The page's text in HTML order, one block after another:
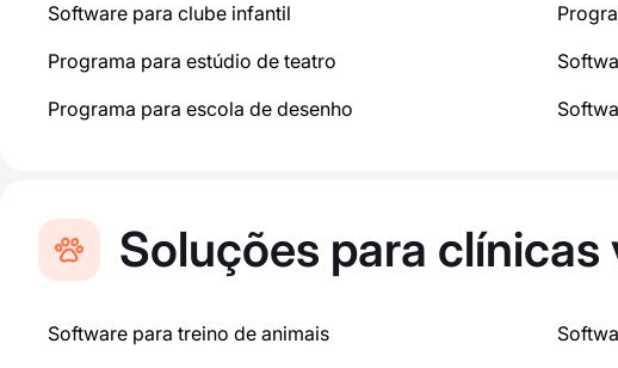
Software para clube infantil
Programa para estúdio de teatro
Programa para escola de desenho
Soluções para clínicas
Software para treino de animais